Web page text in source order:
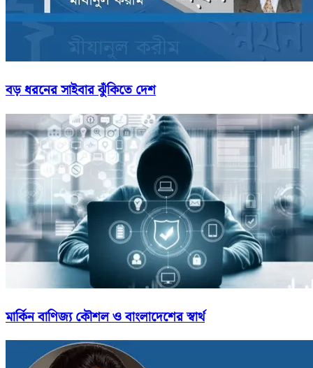
বড় ধরনের সাইবার ঝুঁকিতে দেশ
মার্কিন বাণিজ্য কৌশল ও বাংলাদেশের স্বার্থ